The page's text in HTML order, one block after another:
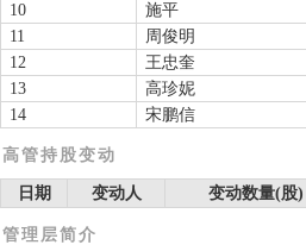
10
施平
11
周俊明
12
王忠奎
13
高珍妮
14
宋鹏信
高管持股变动
日期 变动人 变动数量(股)
管理层简介